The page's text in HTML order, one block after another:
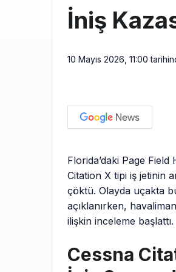
İniş
10 Mayıs 2026, 11:00
Florida’daki Page Field
Citation X tipi iş jetinin
çöktü. Olayda uçakta
açıklanırken,
ilişkin inceleme başlattı.
Cessna